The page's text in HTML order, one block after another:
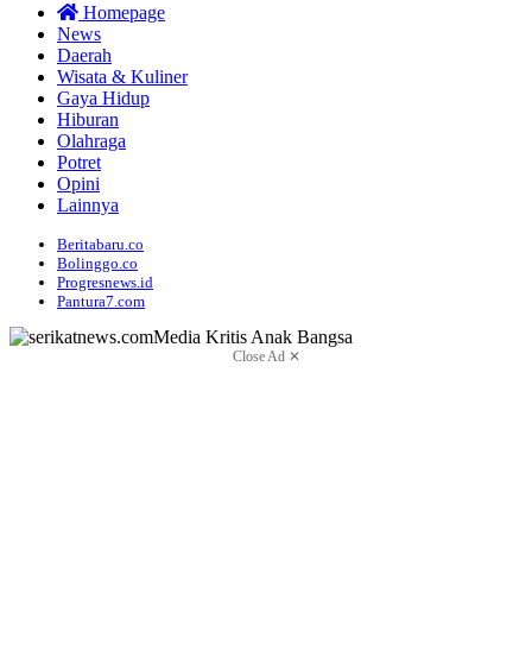
Homepage
News
Daerah
Wisata & Kuliner
Gaya Hidup
Hiburan
Olahraga
Potret
Opini
Lainnya
Beritabaru.co
Bolinggo.co
Progresnews.id
Pantura7.com
Close Ad ✕